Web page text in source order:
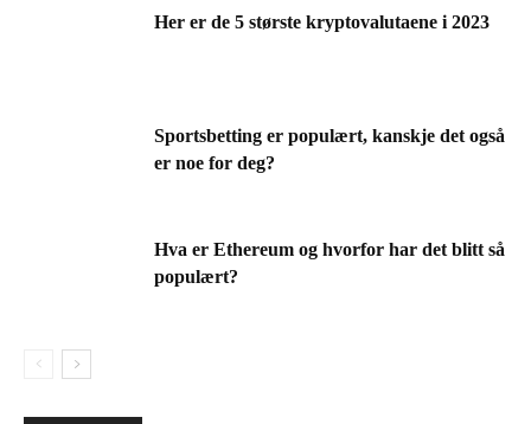
Her er de 5 største kryptovalutaene i 2023
Sportsbetting er populært, kanskje det også
er noe for deg?
Hva er Ethereum og hvorfor har det blitt så
populært?